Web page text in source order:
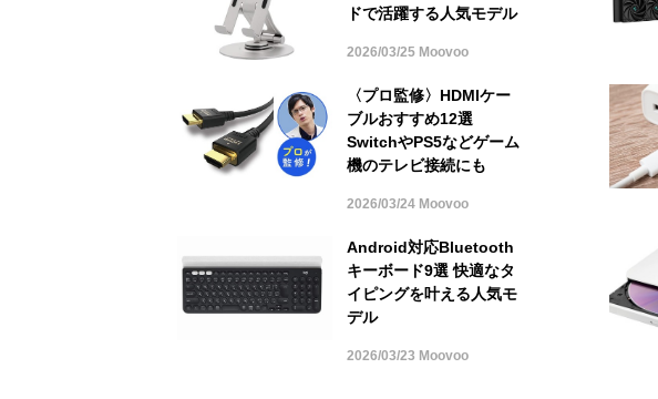
ドで活躍する人気モデル
2026/03/25 Moovoo
〈プロ監修〉HDMIケー
ブルおすすめ12選
SwitchやPS5などゲーム
機のテレビ接続にも
2026/03/24 Moovoo
Android対応Bluetooth
キーボード9選 快適なタ
イピングを叶える人気モ
デル
2026/03/23 Moovoo